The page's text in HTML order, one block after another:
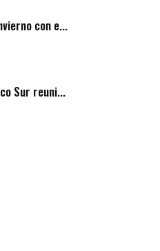
con e...
Sur reuni...